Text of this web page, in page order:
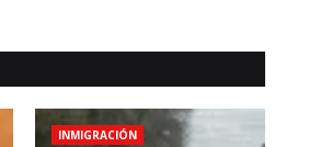
INMIGRACIÓN